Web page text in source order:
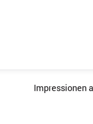
Impressionen